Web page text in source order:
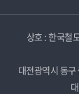
상호 : 한국철
대전광역시 동